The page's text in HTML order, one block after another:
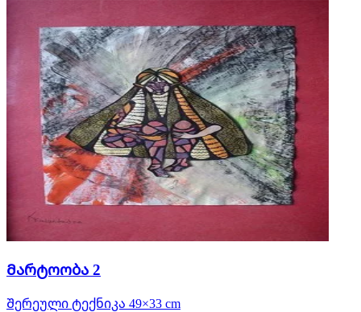
Მარტოობა 2
Შერეული ტექნიკა 49×33 cm